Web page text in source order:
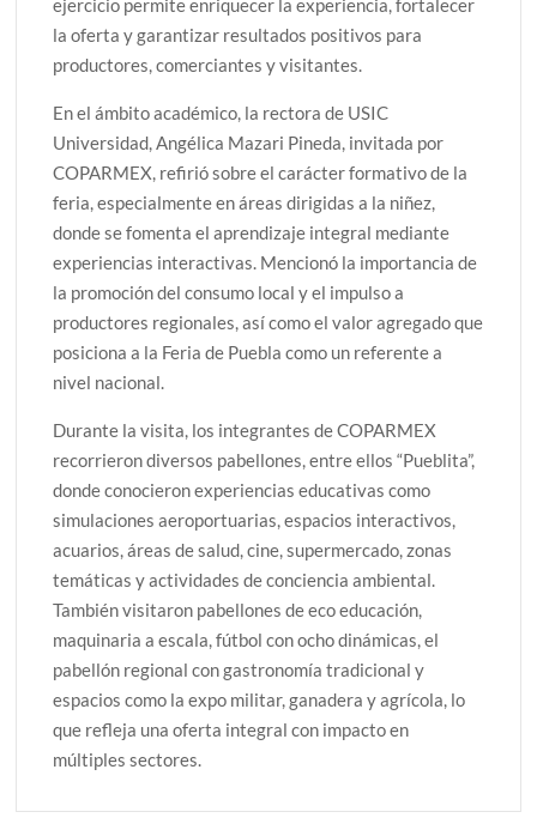
ejercicio permite enriquecer la experiencia, fortalecer
la oferta y garantizar resultados positivos para
productores, comerciantes y visitantes.
En el ámbito académico, la rectora de USIC
Universidad, Angélica Mazari Pineda, invitada por
COPARMEX, refirió sobre el carácter formativo de la
feria, especialmente en áreas dirigidas a la niñez,
donde se fomenta el aprendizaje integral mediante
experiencias interactivas. Mencionó la importancia de
la promoción del consumo local y el impulso a
productores regionales, así como el valor agregado que
posiciona a la Feria de Puebla como un referente a
nivel nacional.
Durante la visita, los integrantes de COPARMEX
recorrieron diversos pabellones, entre ellos “Pueblita”,
donde conocieron experiencias educativas como
simulaciones aeroportuarias, espacios interactivos,
acuarios, áreas de salud, cine, supermercado, zonas
temáticas y actividades de conciencia ambiental.
También visitaron pabellones de eco educación,
maquinaria a escala, fútbol con ocho dinámicas, el
pabellón regional con gastronomía tradicional y
espacios como la expo militar, ganadera y agrícola, lo
que refleja una oferta integral con impacto en
múltiples sectores.